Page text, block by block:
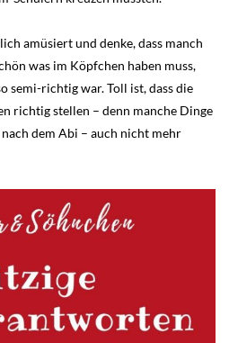
amüsiert und denke, dass manch
was im Köpfchen haben muss,
semi-richtig war. Toll ist, dass die
richtig stellen – denn manche Dinge
dem Abi – auch nicht mehr